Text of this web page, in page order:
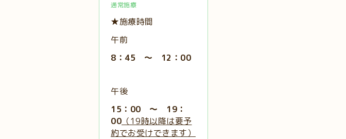
通常施療
★施療時間
午前
8：45 ～ 12：00
午後
15：00 ～ 19：
00 （19時以降は要予
約でお受けできます）